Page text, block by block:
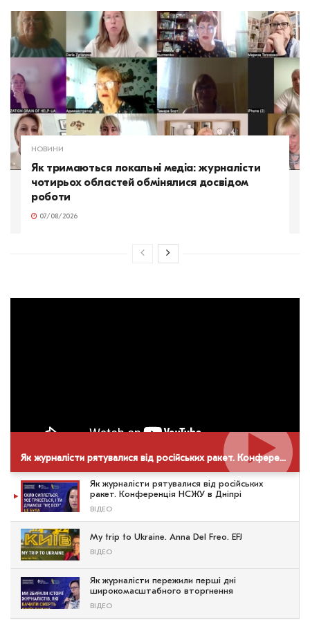
НОВИНИ
Як тримаються локальні медіа: журналісти
чотирьох областей обмінялися досвідом
роботи
07/08/2026
Як журналісти рятувалися від російських ракет. Конференція НСЖУ в Дніпрі
Як журналісти рятувалися від російських
ракет. Конференція НСЖУ в Дніпрі
ВІДЕО
My trip to Ukraine. Anna Del Freo. EFJ
ВІДЕО
Як журналісти пережили перші дні
широкомасштабного вторгнення
ВІДЕО